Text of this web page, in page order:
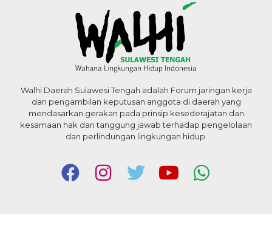
Walhi Daerah Sulawesi Tengah adalah Forum jaringan kerja
dan pengambilan keputusan anggota di daerah yang
mendasarkan gerakan pada prinsip kesederajatan dan
kesamaan hak dan tanggung jawab terhadap pengelolaan
dan perlindungan lingkungan hidup.